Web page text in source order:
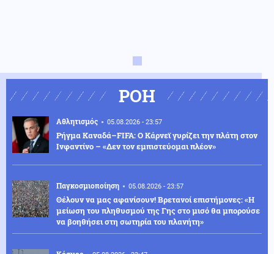
ΡΟΗ
Αθλητισμός 05.08.2026 - 23:57
Ρήγμα Καναδά–FIFA: Ο Κάρνεϊ γυρίζει την πλάτη στον
Ινφαντίνο – «Δεν τον εμπιστεύομαι πλέον»
Παγκοσμιοποίηση 05.08.2026 - 23:57
Θέλουν να μας αφανίσουν! Βρετανοί επιστήμονες: «Η
μείωση του πληθυσμού της Γης στο μισό θα μπορούσε
να βοηθήσει στη σωτηρία του πλανήτη»